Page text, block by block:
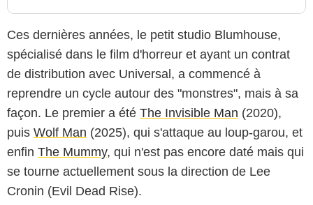
Ces dernières années, le petit studio Blumhouse,
spécialisé dans le film d'horreur et ayant un contrat
de distribution avec Universal, a commencé à
reprendre un cycle autour des "monstres", mais à sa
façon. Le premier a été The Invisible Man (2020),
puis Wolf Man (2025), qui s'attaque au loup-garou, et
enfin The Mummy, qui n'est pas encore daté mais qui
se tourne actuellement sous la direction de Lee
Cronin (Evil Dead Rise).